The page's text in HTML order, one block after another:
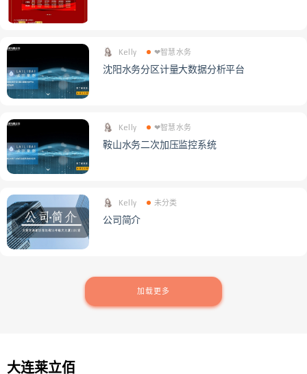
Kelly ❤智慧水务
沈阳水务分区计量大数据分析平台
Kelly ❤智慧水务
鞍山水务二次加压监控系统
Kelly 未分类
公司简介
加载更多
大连莱立佰